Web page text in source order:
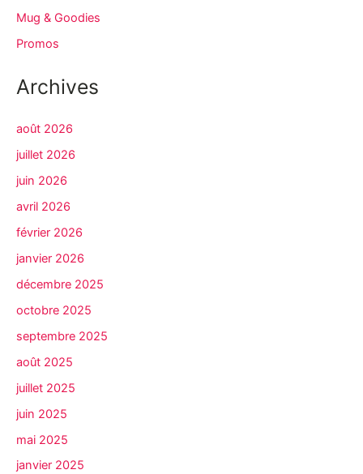
Mug & Goodies
Promos
Archives
août 2026
juillet 2026
juin 2026
avril 2026
février 2026
janvier 2026
décembre 2025
octobre 2025
septembre 2025
août 2025
juillet 2025
juin 2025
mai 2025
janvier 2025